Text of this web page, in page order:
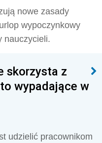
nowe zasady
wypoczynkowy
nauczycieli.
skorzysta z
wypadające w
udzielić pracownikom